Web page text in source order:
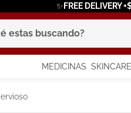
✨FREE DELIVERY
buscando?
MEDICINAS SKINCARE
términos más buscados
eucerin